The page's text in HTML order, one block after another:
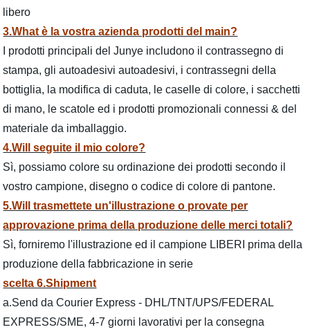
libero
3.What è la vostra azienda prodotti del main?
I prodotti principali del Junye includono il contrassegno di
stampa, gli autoadesivi autoadesivi, i contrassegni della
bottiglia, la modifica di caduta, le caselle di colore, i sacchetti
di mano, le scatole ed i prodotti promozionali connessi & del
materiale da imballaggio.
4.Will seguite il mio colore?
Sì, possiamo colore su ordinazione dei prodotti secondo il
vostro campione, disegno o codice di colore di pantone.
5.Will trasmettete un'illustrazione o provate per
approvazione prima della produzione delle merci totali?
Sì, forniremo l'illustrazione ed il campione LIBERI prima della
produzione della fabbricazione in serie
scelta 6.Shipment
a.Send da Courier Express - DHL/TNT/UPS/FEDERAL
EXPRESS/SME, 4-7 giorni lavorativi per la consegna